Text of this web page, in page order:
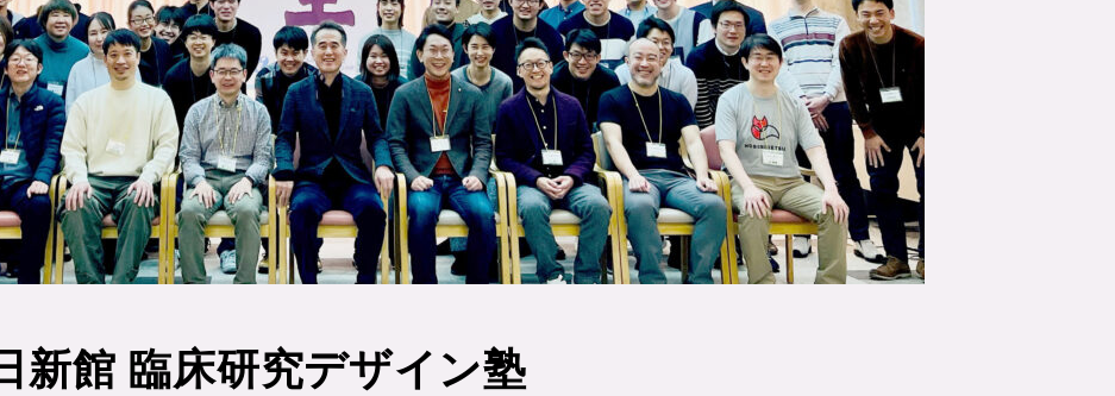
新館 臨床研究デザイン塾